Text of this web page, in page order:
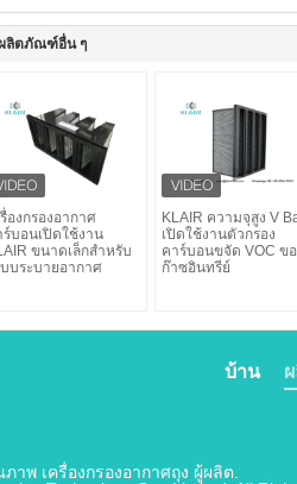
ลิตภัณฑ์อื่น ๆ
รื่องกรองอากาศ
ร์บอนเปิดใช้งาน
ขนาดเล็กสำหรับ
บบระบายอากาศ
KLAIR ความจุสูง V
เปิดใช้งานตัวกรอง
คาร์บอนขจัด VOC ขอ
ก๊าซอินทรีย์
บ้าน
าพ เครื่องกรองอากาศถุง ผู้ผลิต.